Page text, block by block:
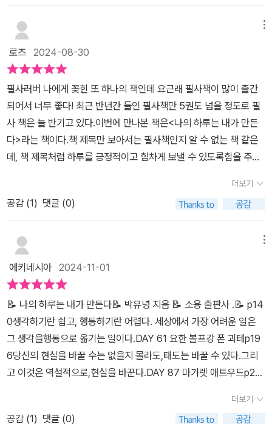
정이다. ​​매일 아침 이 책과 함께하면, 하루를 나 자신만의 것으로 만들
수 있다는 강력한 힘을 얻을 수 있겠다. ​​이 책은 단순히 하루를 시작하
책을 통해 얻는 격언과 그 의미를 깊이 새기며, 하루를 나만의 것으로
만들어가는 힘을 길러준다. ​​격언을 필사하며 사유하는 과정은 나의
생각과 행동을 점검하고, 더 나은 삶의 방향을 찾도록 도와준다. ​​이 책
과 함께라면 하루하루가 단순한 반복이 아닌, 나 자신을 위한 특별한
시간이 될 것이다.​​이 책은 하루에 명언과 명화 하나씩 만나며 자신을
돌아볼 수 있는 특별한 시간을 제공한다. ​​매일 조금씩 진행되는 이 과
정은 단순히 지식을 채우는 것이 아니라, 마음을 정돈하고 삶의 깊이
를 더하는 여정이다. ​​명언은 생각의 지평을 넓혀주고, 명화는 시각적
영감을 불어넣어 하루를 보다 풍요롭게 만든다. 그렇게 하루하루가
격언과 어우러져 마음의 안정을 도모하고 감성을 자극한다. ​​필사를
하며 눈으로 감상하는 명화들은 일상의 스트레스를 덜어주고, 잠시나
마 예술 속에 머물며 깊은 사색에 잠길 수 있는 시간을 선사한다. ​​이러
한 시각적인 즐거움은 필사 과정에 더욱 풍성함을 더해주며, 글과 그
림이 조화를 이루어 하루를 시작하는 데에 특별한 영감을 불어넣어줄
것이다.​​​바쁜 현대 사회에서 이 책을 통해 자기 자신과의 조용한 대화
를 나누며 하루를 시작한다면, 분명히 긍정적인 변화가 일어날 것이
다. ​​이 작은 실천이 쌓이면, 하루의 시작이 달라지고, 나아가 삶의 태
에서 소중한 나만의 시간을 만들어 주며, 내면의 평화를 찾는 데 큰 도
움이 될 것이다. ​​이 책은 그런 변화를 이끌어내는 중요한 도구가 될 것
로즈 2024-08-30
필사러버 나에게 꽂힌 또 하나의 책인데 요근래 필사책이 많이 출간
되어서 너무 좋다! 최근 반년간 들인 필사책만 5권도 넘을 정도로 필
사 책은 늘 반기고 있다.​이번에 만나본 책은<나의 하루는 내가 만든
다>라는 책이다.​책 제목만 보아서는 필사책인지 알 수 없는 책 같은
데, 책 제목처럼 하루를 긍정적이고 힘차게 보낼 수 있도록힘을 주는
어, 그라시안, 에머슨 등 철학자나 위인들의 명언을 100일간 필사하
며 곱씹을 수 있게 되어있다.​100일이라는 목표가 주는 의미가 있듯,
100일동안 꾸준히 쓰면서하루하루 긍정의 에너지로 채워보는 것도
의미가 있을 것 같았다. ​삶이 그저 순탄하기만 한 사람은 잘 없을 것이
집이 좋은 건 책 안에서 마음을 울리는 문장을 찾아헤매는 대신 그 안
의 기승전결을 담을 순 없어도 가장 큰 포인트를 한방에 얻어 곱씹을
수 있는 장점이 있달까.​필사를 통해 마음을 울린 말을 쓰고 곱씹다보
면 더 나아진 나를 발견할 수 있는 묘미가 있다. ​​1부는 내 삶의 주인으
로 살아가려면 - 나를 단단하게 하는 말 2부는 생각이 행동이 된다 -
더 나은 나를 꿈꾸는 순간그리고 3부는 된다, 된다 잘 된다 - 긍정이
스며드는 기적​이렇게 나뉘어서 총 100일간의 명언들을 만나볼 수 있
다.​목차에서는 어떤 위인의 말인지 표기가 되어있어 큰 맥락과 어떤
이의 말인지 기억을 하면 나중에 다시 찾아볼 때도 도움이 될 것 같았
더보기
공감 (1) 댓글 (0)
에키네시아2024-11-01
📝 나의 하루는 내가 만든다📝 박유녕 지음 📝 소용 출판사 .📝 p14
0생각하기란 쉽고, 행동하기란 어렵다. 세상에서 가장 어려운 일은
그 생각을행동으로 옮기는 일이다.DAY 61 요한 볼프강 폰 괴테p19
6당신의 현실을 바꿀 수는 없을지 몰라도,태도는 바꿀 수 있다.그리
고 이것은 역설적으로,현실을 바꾼다.DAY 87 마가렛 애트우드p22
스퇴르.📝 세상에 훌륭한 업적을 남긴 위인들의 생각과 행동이 100
더보기
공감 (1) 댓글 (0)